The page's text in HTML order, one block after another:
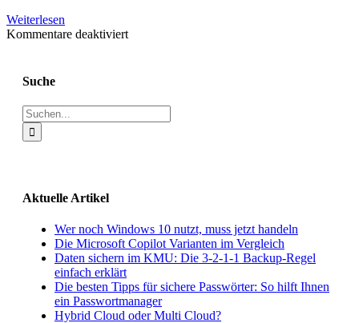
Weiterlesen
Kommentare deaktiviertfür
Suche
Suche
nach:
Aktuelle Artikel
Wer noch Windows 10 nutzt, muss jetzt handeln
Die Microsoft Copilot Varianten im Vergleich
Daten sichern im KMU: Die 3-2-1-1 Backup-Regel
einfach erklärt
Die besten Tipps für sichere Passwörter: So hilft Ihnen
ein Passwortmanager
Hybrid Cloud oder Multi Cloud?